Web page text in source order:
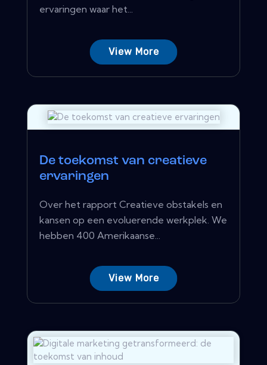
ervaringen waar het...
View More
De toekomst van creatieve
ervaringen
Over het rapport Creatieve obstakels en
kansen op een evoluerende werkplek. We
hebben 400 Amerikaanse...
View More